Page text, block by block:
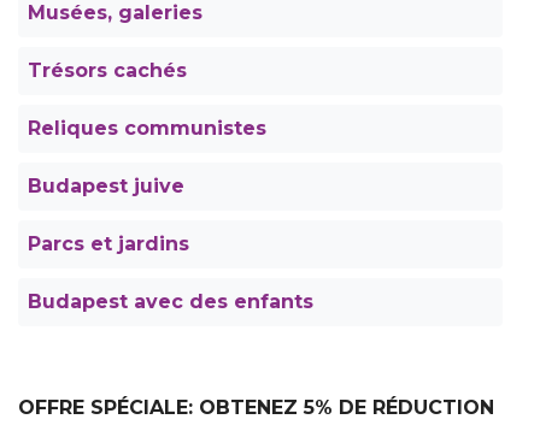
Musées, galeries
Trésors cachés
Reliques communistes
Budapest juive
Parcs et jardins
Budapest avec des enfants
OFFRE SPÉCIALE: OBTENEZ 5% DE RÉDUCTION